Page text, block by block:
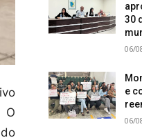
O
30
06/
e
06/